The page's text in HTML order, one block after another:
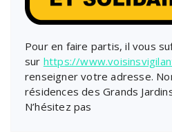
Pour en faire partis, il vous
sur https://
renseigner votre adresse.
résidences des Grands
N’hésitez pas